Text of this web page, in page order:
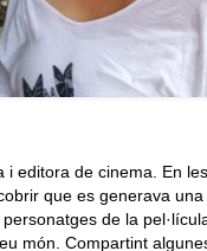
i editora de cinema. En
que es generava
de la
món. Compartint